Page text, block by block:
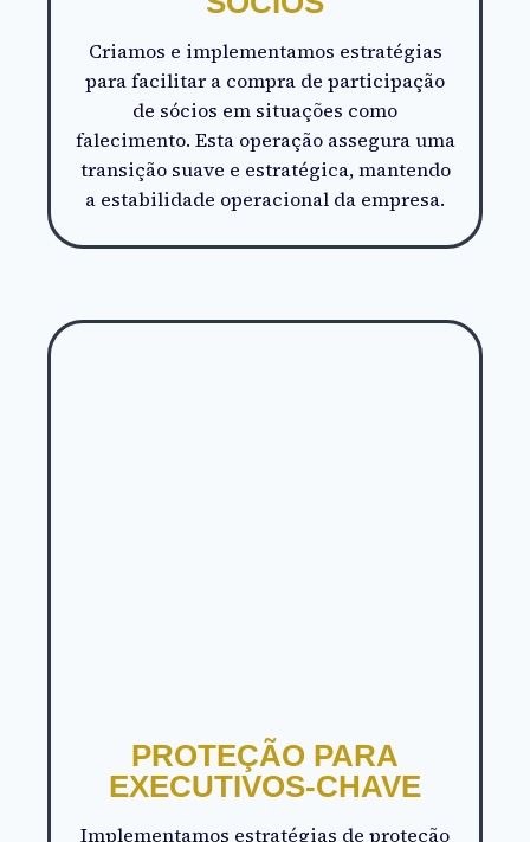
Criamos e implementamos estratégias
para facilitar a compra de participação
de sócios em situações como
falecimento. Esta operação assegura uma
transição suave e estratégica, mantendo
a estabilidade operacional da empresa.
PROTEÇÃO PARA
EXECUTIVOS-CHAVE
Implementamos estratégias de proteção